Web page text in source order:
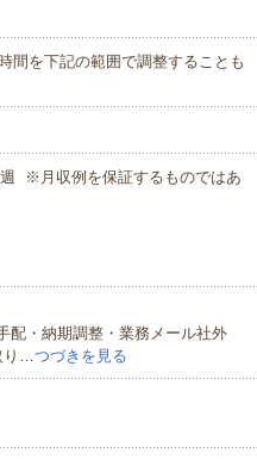
間を下記の範囲で調整することも
※月収例を保証するものではあ
配・納期調整・業務メール社外
… つづきを見る